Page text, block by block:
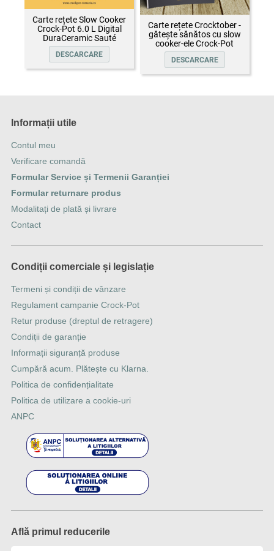
Carte rețete Slow Cooker
Crock-Pot 6.0 L Digital
DuraCeramic Sauté
DESCARCARE
Carte rețete Crocktober -
gătește sănătos cu slow
cooker-ele Crock-Pot
DESCARCARE
Informații utile
Contul meu
Verificare comandă
Formular Service și Termenii Garanției
Formular returnare produs
Modalitați de plată și livrare
Contact
Condiții comerciale și legislație
Termeni și condiții de vânzare
Regulament campanie Crock-Pot
Retur produse (dreptul de retragere)
Condiții de garanție
Informații siguranță produse
Cumpără acum. Plătește cu Klarna.
Politica de confidențialitate
Politica de utilizare a cookie-uri
ANPC
Află primul reducerile